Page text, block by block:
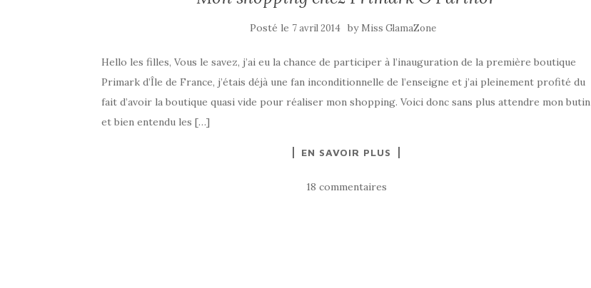
Posté le 7 avril 2014 by Miss GlamaZone
Hello les filles, Vous le savez, j’ai eu la chance de participer à l’inauguration de la première boutique
Primark d’Île de France, j’étais déjà une fan inconditionnelle de l’enseigne et j’ai pleinement profité du
fait d’avoir la boutique quasi vide pour réaliser mon shopping. Voici donc sans plus attendre mon butin
et bien entendu les […]
EN SAVOIR PLUS
18 commentaires